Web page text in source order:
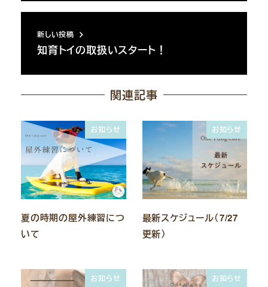
新しい投稿
知育トイの取扱いスタート！
関連記事
お知らせ
夏の時期の屋外練習につ
いて
お知らせ
最新スケジュール（7/27
更新）
お知らせ お知らせ